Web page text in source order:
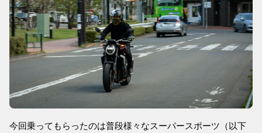
今回乗ってもらったのは普段様々なスーパースポーツ（以下